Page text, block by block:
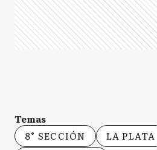
Temas
8° SECCIÓN
LA PLATA